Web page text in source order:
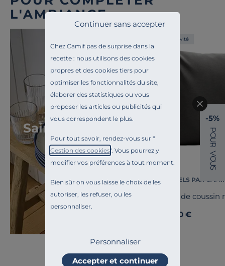
Chez Camif pas de surprise dans la
recette : nous utilisons des cookies
propres et des cookies tiers pour
optimiser les fonctionnalités du site,
élaborer des statistiques ou vous
proposer les articles ou publicités qui
vous correspondent le plus.
Pour tout savoir, rendez-vous sur "
Gestion des cookies". Vous pourrez y
modifier vos préférences à tout moment.
Bien sûr on vous laisse le choix de les
autoriser, les refuser, ou les
personnaliser.
Continuer sans accepter
Personnaliser
Accepter et continuer
L'AMBIANCE
Toute l'inspiration
Saint-Martin-de-
Ré
Exclusivité
ESSENTIELS PAR
Housse de coussin
10,00 €
-5%
P
O
U
R
V
O
U
S